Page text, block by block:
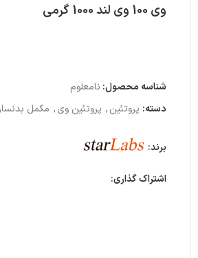
وی 100 وی لند 1000 گرمی
شناسه محصول: نامعلوم
دسته: پروتئین, پروتئین وی, مکمل
برند:
اشتراک گذاری: